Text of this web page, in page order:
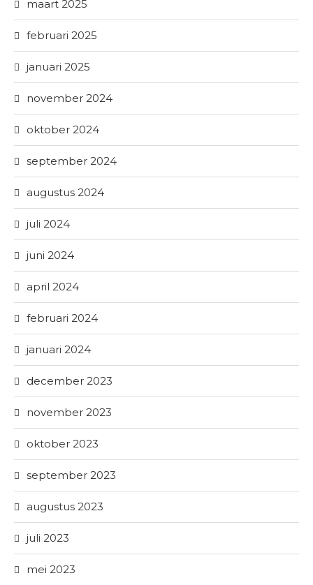
maart 2025
februari 2025
januari 2025
november 2024
oktober 2024
september 2024
augustus 2024
juli 2024
juni 2024
april 2024
februari 2024
januari 2024
december 2023
november 2023
oktober 2023
september 2023
augustus 2023
juli 2023
mei 2023